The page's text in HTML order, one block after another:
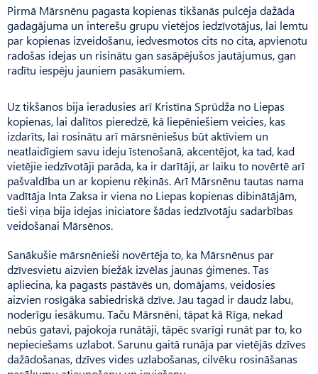
Pirmā Mārsnēnu pagasta kopienas tikšanās pulcēja dažāda
gadagājuma un interešu grupu vietējos iedzīvotājus, lai lemtu
par kopienas izveidošanu, iedvesmotos cits no cita, apvienotu
radošas idejas un risinātu gan sasāpējušos jautājumus, gan
radītu iespēju jauniem pasākumiem.
Uz tikšanos bija ieradusies arī Kristīna Sprūdža no Liepas
kopienas, lai dalītos pieredzē, kā liepēniešiem veicies, kas
izdarīts, lai rosinātu arī mārsnēniešus būt aktīviem un
neatlaidīgiem savu ideju īstenošanā, akcentējot, ka tad, kad
vietējie iedzīvotāji parāda, ka ir darītāji, ar laiku to novērtē arī
pašvaldība un ar kopienu rēķinās. Arī Mārsnēnu tautas nama
vadītāja Inta Zaksa ir viena no Liepas kopienas dibinātājām,
tieši viņa bija idejas iniciatore šādas iedzīvotāju sadarbības
veidošanai Mārsēnos.
Sanākušie mārsnēnieši novērtēja to, ka Mārsnēnus par
dzīves­vietu aizvien biežāk izvēlas jaunas ģimenes. Tas
apliecina, ka pagasts pastāvēs un, domājams, veidosies
aizvien rosīgāka sabiedriskā dzīve. Jau tagad ir daudz labu,
noderīgu iesākumu. Taču Mārs­nēni, tāpat kā Rīga, nekad
nebūs gatavi, pajokoja runātāji, tāpēc svarīgi runāt par to, ko
nepieciešams uzlabot. Sarunu gaitā runāja par vietējās dzīves
dažādošanas, dzīves vides uzlabošanas, cilvēku rosināšanas